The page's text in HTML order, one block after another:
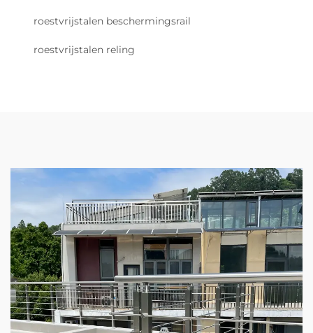
roestvrijstalen beschermingsrail
roestvrijstalen reling